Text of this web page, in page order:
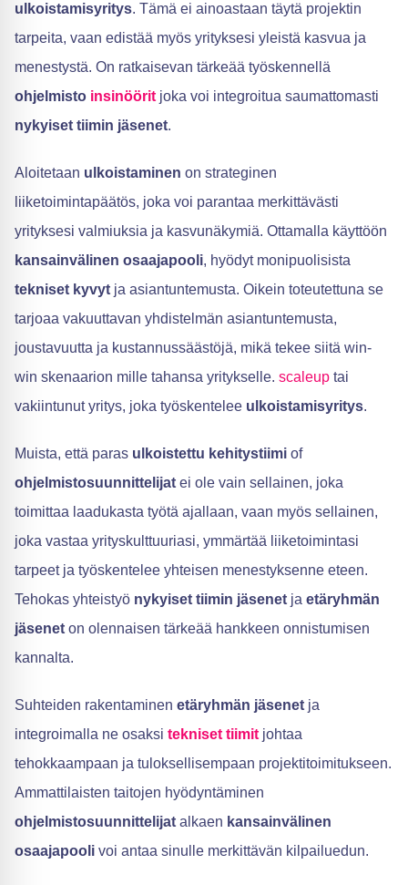
ulkoistamisyritys. Tämä ei ainoastaan täytä projektin
tarpeita, vaan edistää myös yrityksesi yleistä kasvua ja
menestystä. On ratkaisevan tärkeää työskennellä
ohjelmisto insinöörit joka voi integroitua saumattomasti
nykyiset tiimin jäsenet.
Aloitetaan ulkoistaminen on strateginen
liiketoimintapäätös, joka voi parantaa merkittävästi
yrityksesi valmiuksia ja kasvunäkymiä. Ottamalla käyttöön
kansainvälinen osaajapooli, hyödyt monipuolisista
tekniset kyvyt ja asiantuntemusta. Oikein toteutettuna se
tarjoaa vakuuttavan yhdistelmän asiantuntemusta,
joustavuutta ja kustannussäästöjä, mikä tekee siitä win-
win skenaarion mille tahansa yritykselle. scaleup tai
vakiintunut yritys, joka työskentelee ulkoistamisyritys.
Muista, että paras ulkoistettu kehitystiimi of
ohjelmistosuunnittelijat ei ole vain sellainen, joka
toimittaa laadukasta työtä ajallaan, vaan myös sellainen,
joka vastaa yrityskulttuuriasi, ymmärtää liiketoimintasi
tarpeet ja työskentelee yhteisen menestyksenne eteen.
Tehokas yhteistyö nykyiset tiimin jäsenet ja etäryhmän
jäsenet on olennaisen tärkeää hankkeen onnistumisen
kannalta.
Suhteiden rakentaminen etäryhmän jäsenet ja
integroimalla ne osaksi tekniset tiimit johtaa
tehokkaampaan ja tuloksellisempaan projektitoimitukseen.
Ammattilaisten taitojen hyödyntäminen
ohjelmistosuunnittelijat alkaen kansainvälinen
osaajapooli voi antaa sinulle merkittävän kilpailuedun.